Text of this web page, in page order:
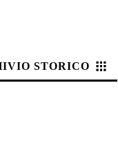
STORICO